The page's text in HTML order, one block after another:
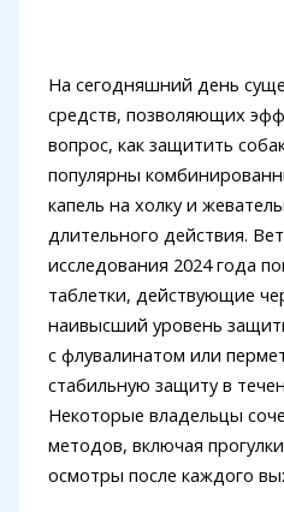
На сегодняшний день
средств, позволяющих
вопрос, как защитить
популярны
капель на холку и
длительного действия.
исследования 2024 года
таблетки, действующие
наивысший уровень
с флувалинатом или
стабильную защиту в
Некоторые владельцы
методов, включая
осмотры после каждого